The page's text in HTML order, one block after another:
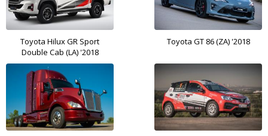
Toyota Hilux GR Sport
Double Cab (LA) '2018
Toyota GT 86 (ZA) '2018